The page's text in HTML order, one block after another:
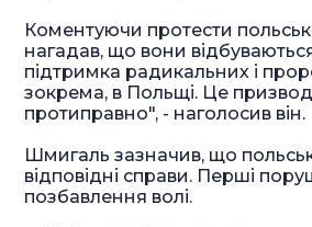
Коментуючи протести
нагадав, що вони
підтримка радикальних і
зокрема, в Польщі. Це
протиправно", - наголосив він.
Шмигаль зазначив, що
відповідні справи. Перші
позбавлення волі.